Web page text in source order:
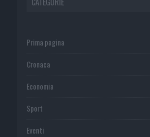
Prima pagina
Cronaca
Economia
Sport
Eventi